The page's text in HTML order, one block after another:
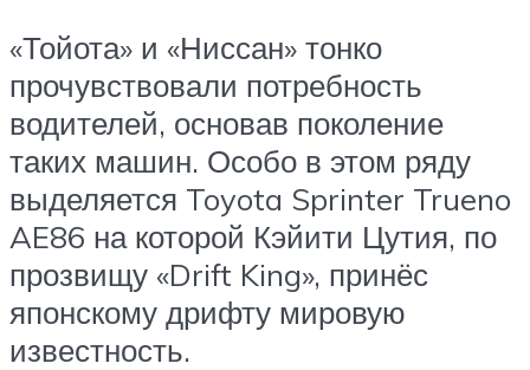
«Тойота» и «Ниссан» тонко
прочувствовали потребность
водителей, основав поколение
таких машин. Особо в этом ряду
выделяется Toyota Sprinter Trueno
AE86 на которой Кэйити Цутия, по
прозвищу «Drift King», принёс
японскому дрифту мировую
известность.